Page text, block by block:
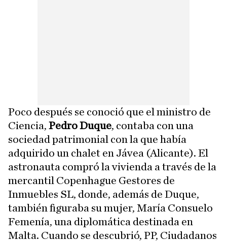
Poco después se conoció que el ministro de
Ciencia, Pedro Duque, contaba con una
sociedad patrimonial con la que había
adquirido un chalet en Jávea (Alicante). El
astronauta compró la vivienda a través de la
mercantil Copenhague Gestores de
Inmuebles SL, donde, además de Duque,
también figuraba su mujer, María Consuelo
Femenía, una diplomática destinada en
Malta. Cuando se descubrió, PP, Ciudadanos